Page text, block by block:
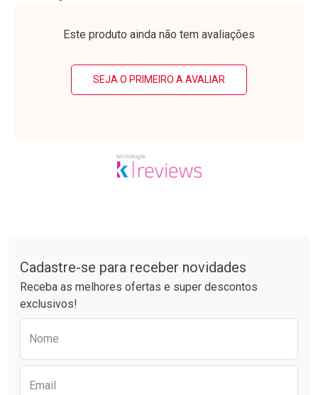
Laboratório
Por R$ 37,25/cada
Por Menos Laboratório
Por R$ 63,99/cada
Por Menos
Este produto ainda não tem avaliações
SEJA O PRIMEIRO A AVALIAR
Cadastre-se para receber novidades
Receba as melhores ofertas e super descontos
exclusivos!
Nome
Email